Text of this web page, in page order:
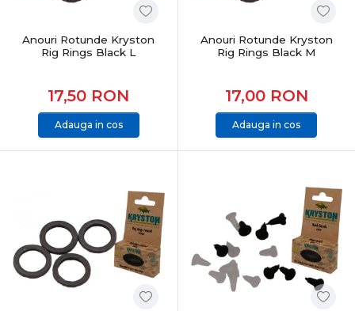
Anouri Rotunde Kryston
Rig Rings Black L
17,50 RON
Adauga in cos
Anouri Rotunde Kryston
Rig Rings Black M
17,00 RON
Adauga in cos